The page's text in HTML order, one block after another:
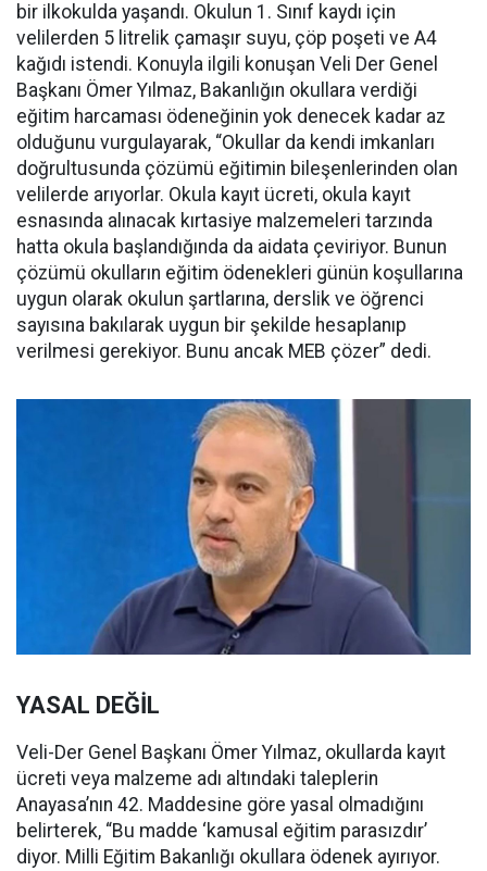
bir ilkokulda yaşandı. Okulun 1. Sınıf kaydı için
velilerden 5 litrelik çamaşır suyu, çöp poşeti ve A4
kağıdı istendi. Konuyla ilgili konuşan Veli Der Genel
Başkanı Ömer Yılmaz, Bakanlığın okullara verdiği
eğitim harcaması ödeneğinin yok denecek kadar az
olduğunu vurgulayarak, “Okullar da kendi imkanları
doğrultusunda çözümü eğitimin bileşenlerinden olan
velilerde arıyorlar. Okula kayıt ücreti, okula kayıt
esnasında alınacak kırtasiye malzemeleri tarzında
hatta okula başlandığında da aidata çeviriyor. Bunun
çözümü okulların eğitim ödenekleri günün koşullarına
uygun olarak okulun şartlarına, derslik ve öğrenci
sayısına bakılarak uygun bir şekilde hesaplanıp
verilmesi gerekiyor. Bunu ancak MEB çözer” dedi.
YASAL DEĞİL
Veli-Der Genel Başkanı Ömer Yılmaz, okullarda kayıt
ücreti veya malzeme adı altındaki taleplerin
Anayasa’nın 42. Maddesine göre yasal olmadığını
belirterek, “Bu madde ‘kamusal eğitim parasızdır’
diyor. Milli Eğitim Bakanlığı okullara ödenek ayırıyor.